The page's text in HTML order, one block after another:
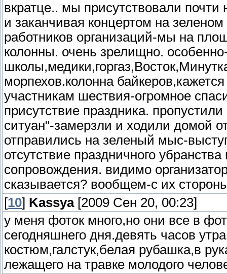
вкратце.. мы присутствовали
и заканчивая концертом на
работников организаций-мы на
колонны. очень зрелищно.
морпехов.колонна
участникам шествия-огромное
присутствие праздника.
ситуан"-замерзли и ходили домой
отправились на зеленый мыс-
отсутствие праздничного
сопровождения. видимо
сказывается? вообщем-с их
[10] Kassya[2009 Сен 20, 00:23]
у меня фоток много,но они все в
сегодняшнего дня.девять часов
костюм,галстук,белая рубашка,в
лежащего на травке молодого